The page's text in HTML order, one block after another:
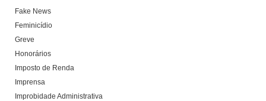
Fake News
Feminicídio
Greve
Honorários
Imposto de Renda
Imprensa
Improbidade Administrativa